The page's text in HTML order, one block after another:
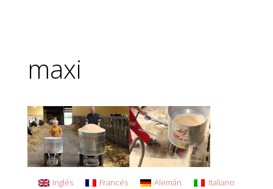
maxi
Inglés Francés Alemán Italiano